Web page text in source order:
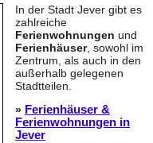
In der Stadt Jever gibt es
zahlreiche
Ferienwohnungen und
Ferienhäuser, sowohl im
Zentrum, als auch in den
außerhalb gelegenen
Stadtteilen.
» Ferienhäuser &
Ferienwohnungen in
Jever